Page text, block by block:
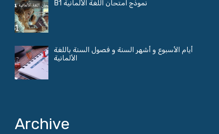
نموذج امتحان اللغة الألمانية B1
أيام الأسبوع و أشهر السنة و فصول السنة باللغة
الألمانية
Archive